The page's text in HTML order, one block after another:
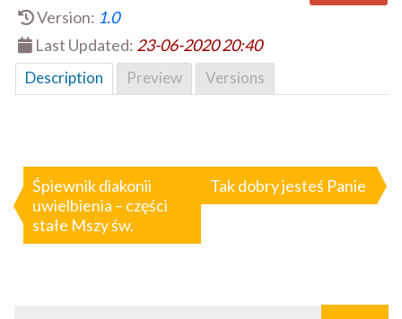
Version: 1.0
Last Updated: 23-06-2020 20:40
Description Preview Versions
wpisu
Śpiewnik diakonii
uwielbienia – części
stałe Mszy św.
Tak dobry jesteś Panie